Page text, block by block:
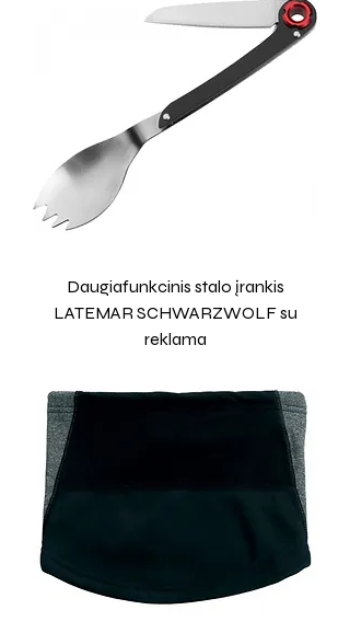
Daugiafunkcinis stalo įrankis
LATEMAR SCHWARZWOLF su
reklama